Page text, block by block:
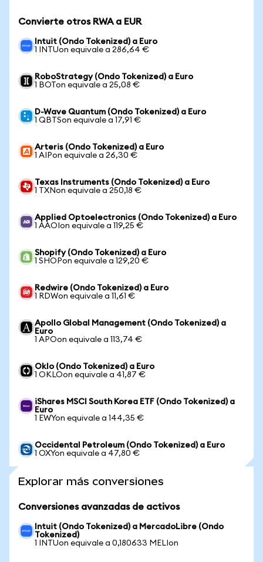
Convierte otros RWA a EUR
Intuit (Ondo Tokenized) a Euro
1 INTUon equivale a 286,64 €
RoboStrategy (Ondo Tokenized) a Euro
1 BOTon equivale a 25,08 €
D-Wave Quantum (Ondo Tokenized) a Euro
1 QBTSon equivale a 17,91 €
Arteris (Ondo Tokenized) a Euro
1 AIPon equivale a 26,30 €
Texas Instruments (Ondo Tokenized) a Euro
1 TXNon equivale a 250,18 €
Applied Optoelectronics (Ondo Tokenized) a Euro
1 AAOIon equivale a 119,25 €
Shopify (Ondo Tokenized) a Euro
1 SHOPon equivale a 129,20 €
Redwire (Ondo Tokenized) a Euro
1 RDWon equivale a 11,61 €
Apollo Global Management (Ondo Tokenized) a
Euro
1 APOon equivale a 113,74 €
Oklo (Ondo Tokenized) a Euro
1 OKLOon equivale a 41,87 €
iShares MSCI South Korea ETF (Ondo Tokenized) a
Euro
1 EWYon equivale a 144,35 €
Occidental Petroleum (Ondo Tokenized) a Euro
1 OXYon equivale a 47,80 €
Explorar más conversiones
Conversiones avanzadas de activos
Intuit (Ondo Tokenized) a MercadoLibre (Ondo
Tokenized)
1 INTUon equivale a 0,180633 MELIon